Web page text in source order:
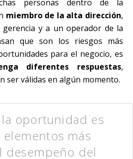
personas dentro de la
miembro de la alta dirección,
y a un operador de la
que son los riesgos más
para el negocio, es
diferentes respuestas,
ser válidas en algún momento.
la oportunidad es
más
desempeño del